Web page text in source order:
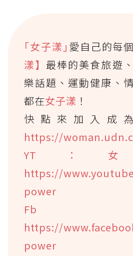
｢女子漾｣ 愛自己的每
漾】 最棒的美食旅遊
樂話題、運動健康、
都在女子漾 ！
快點來加入成
https://
YT：
https://
power
Fb
https://
power